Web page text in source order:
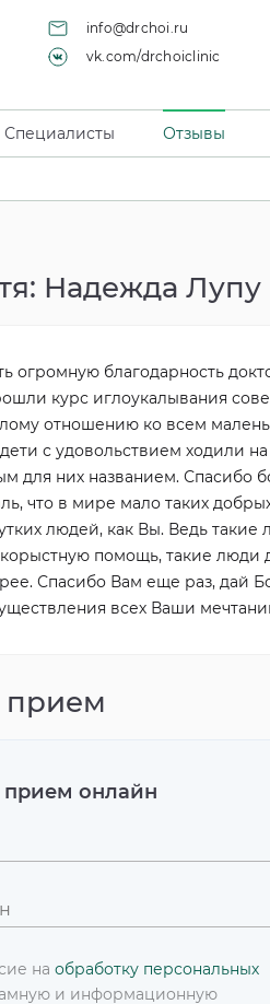
info@drchoi.ru
vk.com/drchoiclinic
Специалисты Отзывы
Чой Ен
Скидка до 10% на
Подробнее
Надежда Лупу
огромную благодарность
курс иглоукалывания
отношению ко всем
с удовольствием ходили
для них названием. Спасибо
что в мире мало таких
людей, как Вы. Ведь такие
помощь, такие люди
Спасибо Вам еще раз, дай
всех Ваши
прием
прием онлайн
на обработку персональных
и информационную